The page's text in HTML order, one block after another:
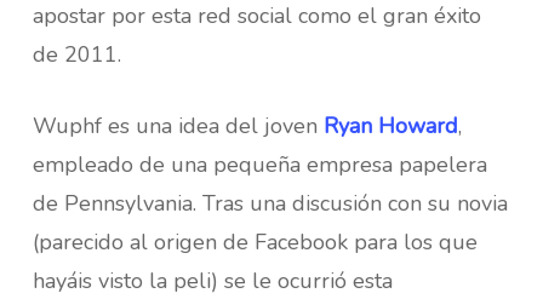
apostar por esta red social como el gran éxito
de 2011.
Wuphf es una idea del joven Ryan Howard,
empleado de una pequeña empresa papelera
de Pennsylvania. Tras una discusión con su novia
(parecido al origen de Facebook para los que
hayáis visto la peli) se le ocurrió esta